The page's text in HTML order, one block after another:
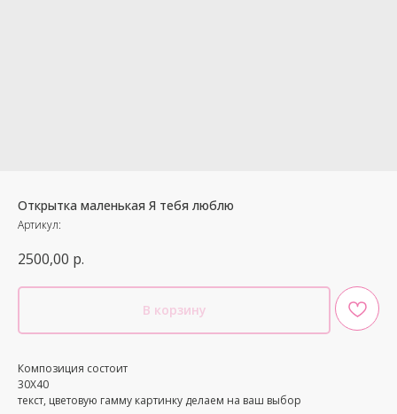
Открытка маленькая Я тебя люблю
Артикул:
2500,00 р.
В корзину
Композиция состоит
30Х40
текст, цветовую гамму картинку делаем на ваш выбор